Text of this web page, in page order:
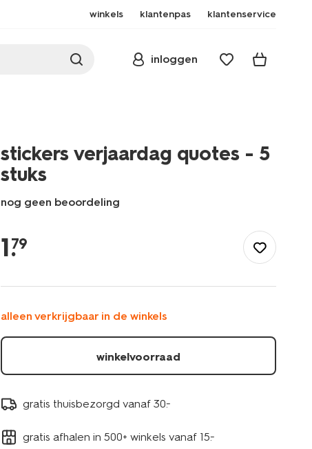
winkels klantenpas klantenservice
inloggen
stickers verjaardag quotes - 5
stuks
nog geen beoordeling
verjaardag-
14793288.html
1.
79
alleen verkrijgbaar in de winkels
winkelvoorraad
gratis thuisbezorgd vanaf 30.-
gratis afhalen in 500+ winkels vanaf 15.-